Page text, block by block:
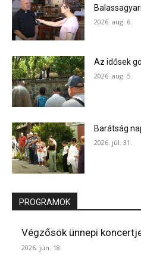
2026. aug. 6.
Az idősek
2026. aug. 5.
Barátság
2026. júl. 31.
PROGRAMOK
Végzősök ünnepi
2026. jún. 18.